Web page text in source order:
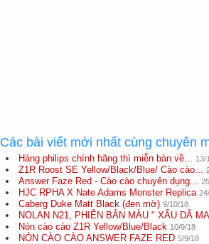
Các bài viết mới nhất cùng chuyên
Hàng philips chính hãng thì miễn bàn về... 13/
Z1R Roost SE Yellow/Black/Blue/ Cào cào...
Answer Faze Red - Cào cào chuyên dụng...
HJC RPHA X Nate Adams Monster Replica
Caberg Duke Matt Black (đen mờ) 9/10/18
NOLAN N21, PHIÊN BẢN MÀU " XẤU DÃ
Nón cào cào Z1R Yellow/Blue/Black 10/9/18
NÓN CÀO CÀO ANSWER FAZE RED 5/9/18